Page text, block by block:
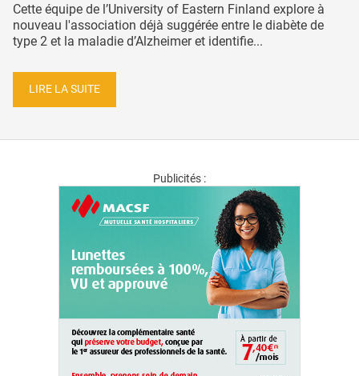
Cette équipe de l’University of Eastern Finland explore à
nouveau l'association déjà suggérée entre le diabète de
type 2 et la maladie d’Alzheimer et identifie...
LIRE LA SUITE
Publicités :